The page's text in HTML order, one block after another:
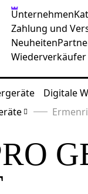
Unternehmen
Zahlung und
Neuheiten
Wiederverkäufer
Digitale